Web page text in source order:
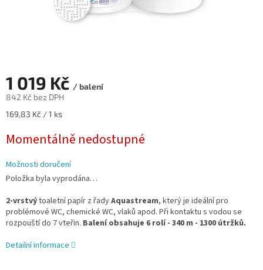
1 019 Kč / balení
842 Kč bez DPH
Měrná
169,83 Kč / 1 ks
Momentálně nedostupné
Možnosti doručení
Položka byla vyprodána…
2-vrstvýtoaletní papír z řadyAquastream, který je ideální pro
problémové WC, chemické WC, vlaků apod. Při kontaktu s vodou se
rozpouští do 7 vteřin. Balení obsahuje 6 rolí - 340 m - 1300 útržků.
Detailní informace